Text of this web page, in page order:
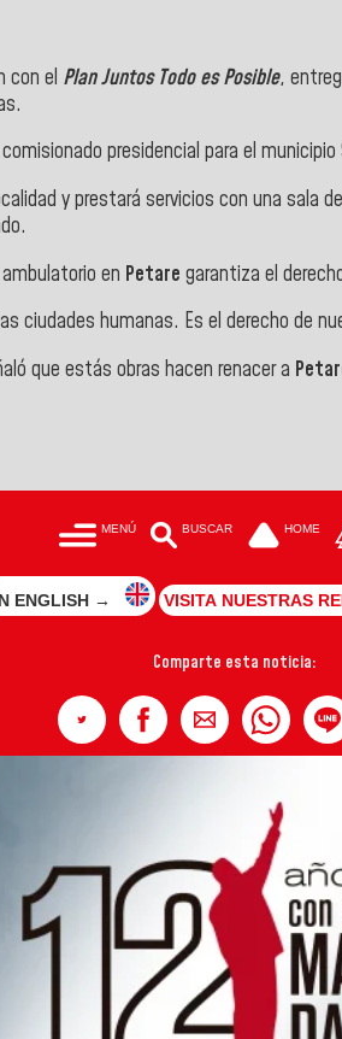
con el Plan Juntos Todo es Posible,
presidencial para el municipio
y prestará servicios con una
en Petare garantiza el
humanas. Es el derecho de
que estás obras hacen renacer a
MENÚ BUSCAR HOME
ENGLISH → VISITA NUESTRAS
Comparte esta noticia: